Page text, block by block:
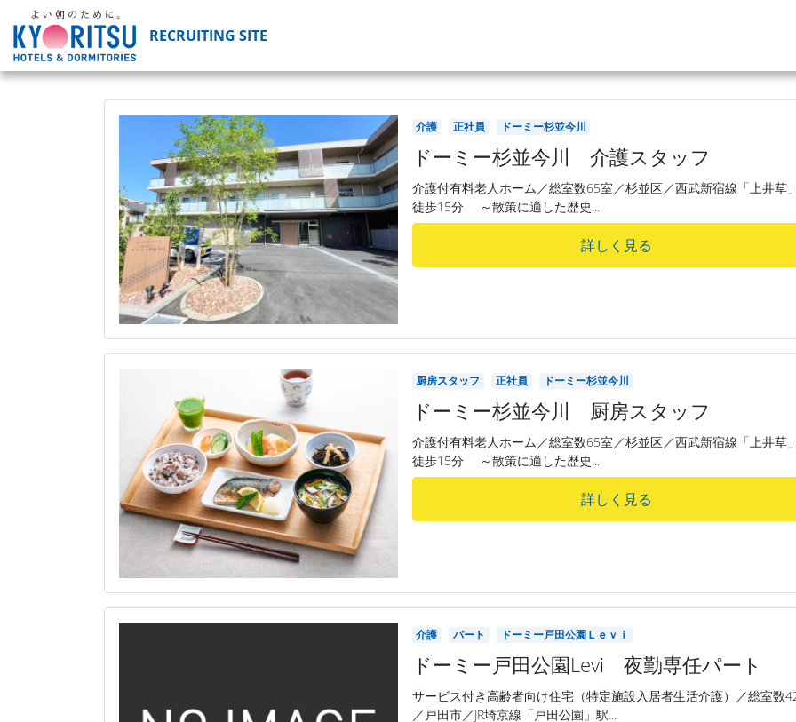
RECRUITING SITE
介護 正社員 ドーミー杉並今川
ドーミー杉並今川 介護スタッフ
介護付有料老人ホーム／総室数65室／杉並区／西武新宿線「上井草
徒歩15分 ～散策に適した歴史...
詳しく見る
厨房スタッフ 正社員 ドーミー杉並今川
ドーミー杉並今川 厨房スタッフ
介護付有料老人ホーム／総室数65室／杉並区／西武新宿線「上井草
徒歩15分 ～散策に適した歴史...
詳しく見る
介護 パート ドーミー戸田公園Ｌｅｖｉ
ドーミー戸田公園Levi 夜勤専任パート
サービス付き高齢者向け住宅（特定施設入居者生活介護）／総室数
／戸田市／JR埼京線「戸田公園」駅...